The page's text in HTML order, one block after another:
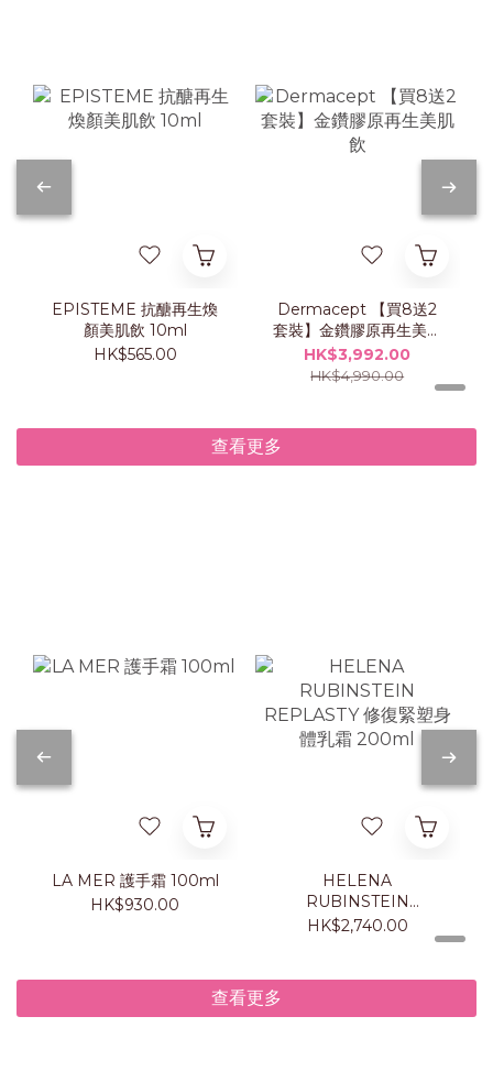
EPISTEME 抗醣再生煥
顏美肌飲 10ml
HK$565.00
Dermacept 【買8送2
套裝】金鑽膠原再生美肌
飲
HK$3,992.00
HK$4,990.00
查看更多
LA MER 護手霜 100ml
HK$930.00
HELENA
RUBINSTEIN
REPLASTY 修復緊塑身
HK$2,740.00
查看更多